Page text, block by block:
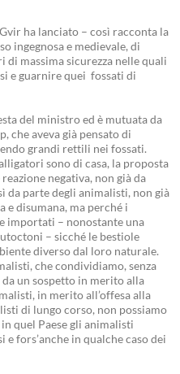
ha lanciato – così racconta la
ingegnosa e medievale, di
massima sicurezza nelle quali
e guarnire quei fossati di
del ministro ed è mutuata da
che aveva già pensato di
grandi rettili nei fossati.
sono di casa, la proposta
negativa, non già da
da parte degli animalisti, non già
e disumana, ma perché i
importati – nonostante una
– sicché le bestiole
diverso dal loro naturale.
che condividiamo, senza
un sospetto in merito alla
in merito all’offesa alla
di lungo corso, non possiamo
quel Paese gli animalisti
fors’anche in qualche caso dei